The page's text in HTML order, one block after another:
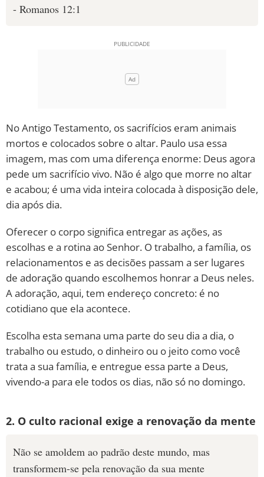
- Romanos 12:1
No Antigo Testamento, os sacrifícios eram animais
mortos e colocados sobre o altar. Paulo usa essa
imagem, mas com uma diferença enorme: Deus agora
pede um sacrifício vivo. Não é algo que morre no altar
e acabou; é uma vida inteira colocada à disposição dele,
dia após dia.
Oferecer o corpo significa entregar as ações, as
escolhas e a rotina ao Senhor. O trabalho, a família, os
relacionamentos e as decisões passam a ser lugares
de adoração quando escolhemos honrar a Deus neles.
A adoração, aqui, tem endereço concreto: é no
cotidiano que ela acontece.
Escolha esta semana uma parte do seu dia a dia, o
trabalho ou estudo, o dinheiro ou o jeito como você
trata a sua família, e entregue essa parte a Deus,
vivendo-a para ele todos os dias, não só no domingo.
2. O culto racional exige a renovação da mente
Não se amoldem ao padrão deste mundo, mas
transformem-se pela renovação da sua mente